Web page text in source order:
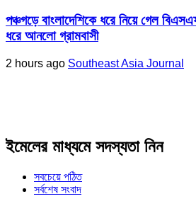
পঞ্চগড়ে বাংলাদেশিকে ধরে নিয়ে গেল
ধরে আনলো গ্রামবাসী
2 hours ago Southeast Asia Journal
ইমেলের মাধ্যমে সদস্যতা নিন
সবচেয়ে পঠিত
সর্বশেষ সংবাদ